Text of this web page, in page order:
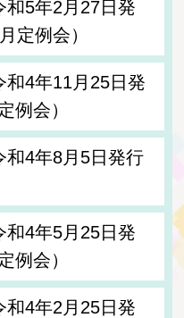
5年2月27日発
定例会）
4年11月25日発
例会）
4年8月5日発行
4年5月25日発
例会）
4年2月25日発